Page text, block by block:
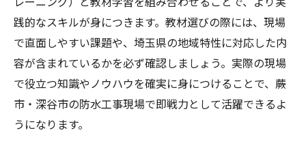
践的なスキルが身につきます。教材選びの際には、現場
で直面しやすい課題や、埼玉県の地域特性に対応した内
容が含まれているかを必ず確認しましょう。実際の現場
で役立つ知識やノウハウを確実に身につけることで、蕨
市・深谷市の防水工事現場で即戦力として活躍できるよ
うになります。